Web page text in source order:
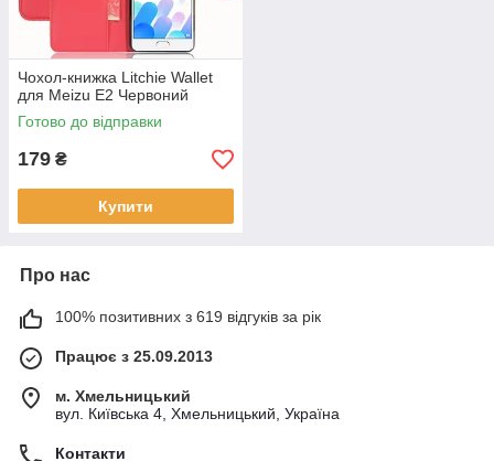
Чохол-книжка Litchie Wallet
для Meizu E2 Червоний
Готово до відправки
179 ₴
Купити
Про нас
100% позитивних з 619 відгуків за рік
Працює з 25.09.2013
м. Хмельницький
вул. Київська 4, Хмельницький, Україна
Контакти